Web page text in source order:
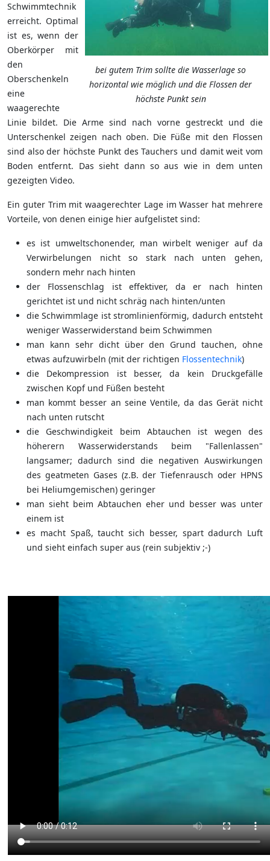
bei gutem Trim sollte die Wasserlage so
horizontal wie möglich und die Flossen der
höchste Punkt sein
Schwimmtechnik
erreicht. Optimal
ist es, wenn der
Oberkörper mit
den
Oberschenkeln
eine
waagerechte
Linie bildet. Die Arme sind nach vorne gestreckt und die
Unterschenkel zeigen nach oben. Die Füße mit den Flossen
sind also der höchste Punkt des Tauchers und damit weit vom
Boden entfernt. Das sieht dann so aus wie in dem unten
gezeigten Video.
Ein guter Trim mit waagerechter Lage im Wasser hat mehrere
Vorteile, von denen einige hier aufgelistet sind:
es ist umweltschonender, man wirbelt weniger auf da
Verwirbelungen nicht so stark nach unten gehen,
sondern mehr nach hinten
der Flossenschlag ist effektiver, da er nach hinten
gerichtet ist und nicht schräg nach hinten/unten
die Schwimmlage ist stromlinienförmig, dadurch entsteht
weniger Wasserwiderstand beim Schwimmen
man kann sehr dicht über den Grund tauchen, ohne
etwas aufzuwirbeln (mit der richtigen Flossentechnik)
die Dekompression ist besser, da kein Druckgefälle
zwischen Kopf und Füßen besteht
man kommt besser an seine Ventile, da das Gerät nicht
nach unten rutscht
die Geschwindigkeit beim Abtauchen ist wegen des
höherern Wasserwiderstands beim "Fallenlassen"
langsamer; dadurch sind die negativen Auswirkungen
des geatmeten Gases (z.B. der Tiefenrausch oder HPNS
bei Heliumgemischen) geringer
man sieht beim Abtauchen eher und besser was unter
einem ist
es macht Spaß, taucht sich besser, spart dadurch Luft
und sieht einfach super aus (rein subjektiv ;-)